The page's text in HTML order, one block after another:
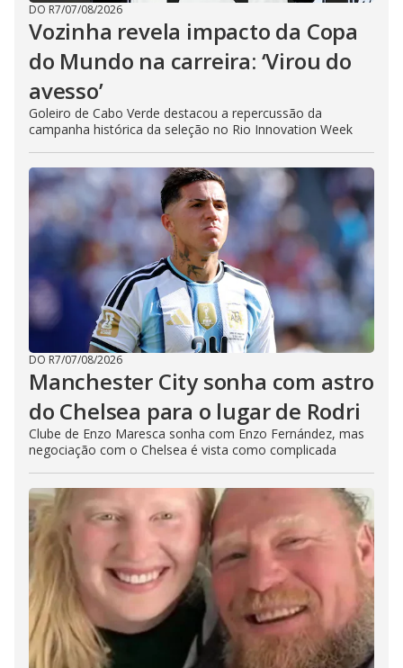
DO R7/07/08/2026
Vozinha revela impacto da Copa
do Mundo na carreira: ‘Virou do
avesso’
Goleiro de Cabo Verde destacou a repercussão da
campanha histórica da seleção no Rio Innovation Week
DO R7/07/08/2026
Manchester City sonha com astro
do Chelsea para o lugar de Rodri
Clube de Enzo Maresca sonha com Enzo Fernández, mas
negociação com o Chelsea é vista como complicada